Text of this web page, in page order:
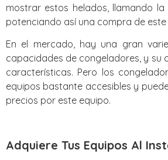
mostrar estos helados, llamando la
potenciando así una compra de
En el mercado, hay una gran
capacidades de congeladores, y su
características. Pero los
equipos bastante accesibles y
precios por este equipo.
Adquiere Tus Equipos Al